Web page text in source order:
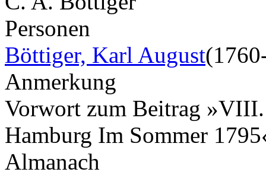
Personen
Böttiger, Karl August
Anmerkung
Vorwort zum Beitrag
Hamburg Im Sommer
Almanach